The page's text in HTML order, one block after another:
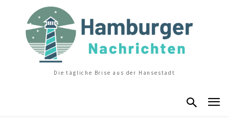
Die tägliche Brise aus der Hansestadt